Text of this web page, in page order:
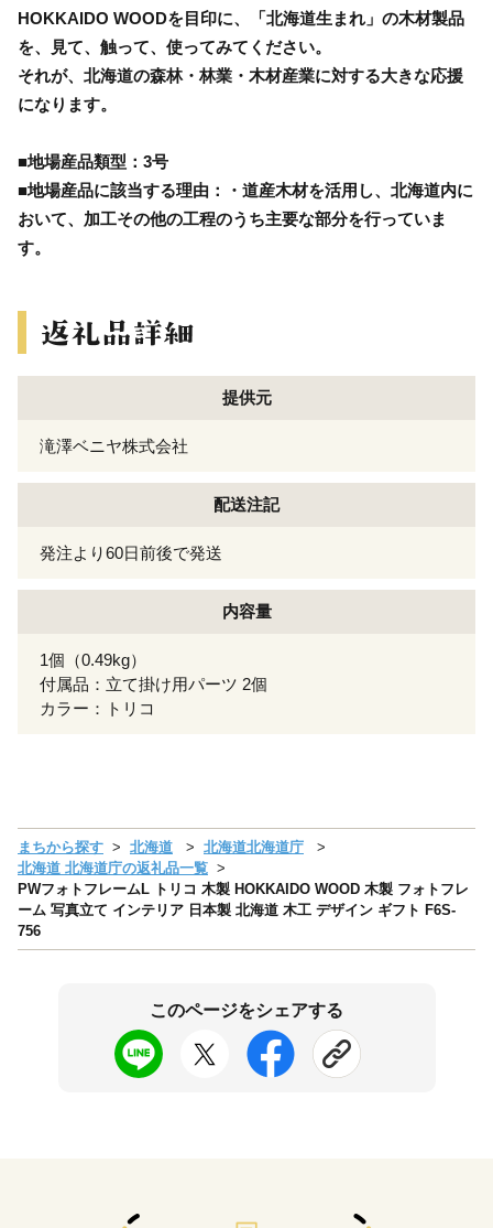
HOKKAIDO WOODを目印に、「北海道生まれ」の木材製品
を、見て、触って、使ってみてください。
それが、北海道の森林・林業・木材産業に対する大きな応援
になります。
■地場産品類型：3号
■地場産品に該当する理由：・道産木材を活用し、北海道内に
おいて、加工その他の工程のうち主要な部分を行っていま
す。
提供元
滝澤ベニヤ株式会社
配送注記
発注より60日前後で発送
内容量
1個（0.49kg）
付属品：立て掛け用パーツ 2個
カラー：トリコ
まちから探す 北海道
北海道北海道庁
北海道 北海道庁の返礼品一覧
PWフォトフレームL トリコ 木製 HOKKAIDO WOOD 木製 フォトフレ
ーム 写真立て インテリア 日本製 北海道 木工 デザイン ギフト F6S-
756
このページをシェアする